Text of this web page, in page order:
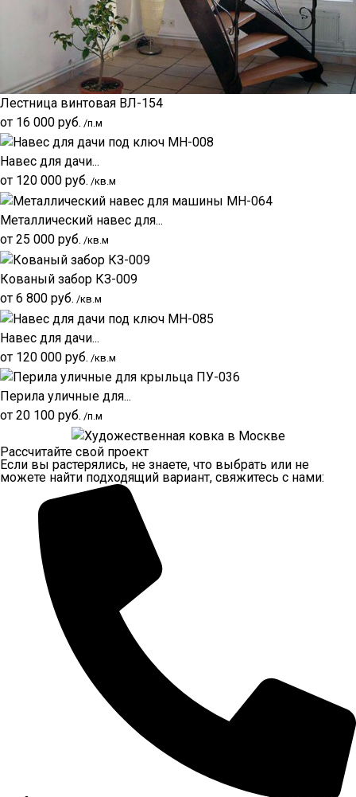
Лестница винтовая ВЛ-154
от 16 000 руб. /п.м
Навес для дачи...
от 120 000 руб. /кв.м
Металлический навес для...
от 25 000 руб. /кв.м
Кованый забор КЗ-009
от 6 800 руб. /кв.м
Навес для дачи...
от 120 000 руб. /кв.м
Перила уличные для...
от 20 100 руб. /п.м
Рассчитайте свой проект
Если вы растерялись, не знаете, что выбрать или не
можете найти подходящий вариант, свяжитесь с нами: